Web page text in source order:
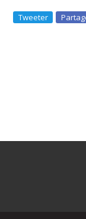
Tweeter